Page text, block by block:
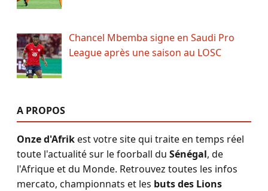
Chancel Mbemba signe en Saudi Pro
League après une saison au LOSC
A PROPOS
Onze d'Afrikest votre site qui traite en temps réel
toute l'actualité sur le foorball du Sénégal, de
l'Afrique et du Monde. Retrouvez toutes les infos
mercato, championnats et les buts des Lions